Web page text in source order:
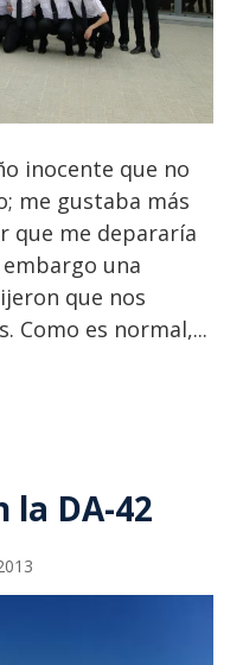
inocente que no
me gustaba más
que me depararía
una
que nos
Como es normal,...
la DA-42